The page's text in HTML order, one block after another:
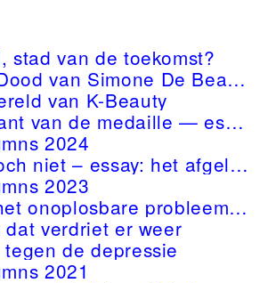
stad van de toekomst?
Een Zachte Dood van Simone De Beauvoir – schrijven over rouw
van K-Beauty
De andere kant van de medaille — essay over polyamorie
2024
Ja, ik wil… toch niet – essay: het afgelaste huwelijk
2023
Hoe fitness het onoplosbare probleem van de dood wil herdefiniëren
dat verdriet er weer
de depressie
2021